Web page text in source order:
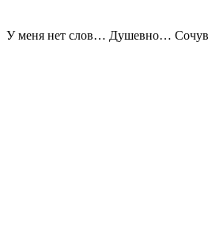
У меня нет слов… Душевно…